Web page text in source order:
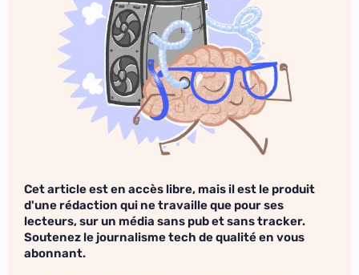
Cet article est en accès libre, mais il est le produit
d'une rédaction qui ne travaille que pour ses
lecteurs, sur un média sans pub et sans tracker.
Soutenez le journalisme tech de qualité en vous
abonnant.